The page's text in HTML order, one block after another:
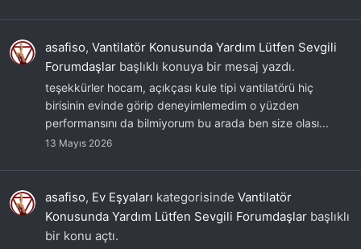
asafiso, Vantilatör Konusunda Yardım Lütfen Sevgili
Forumdaşlar başlıklı konuya bir mesaj yazdı.
teşekkürler hocam, açıkçası kule tipi vantilatörü hiç
birisinin evinde görip deneyimlemedim o yüzden
performansını da bilmiyorum bu arada ben size olası...
13 Mayıs 2026
asafiso, Ev Eşyaları kategorisinde Vantilatör
Konusunda Yardım Lütfen Sevgili Forumdaşlar başlıklı
bir konu açtı.